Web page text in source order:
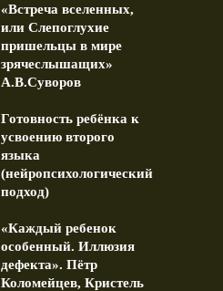
«Встреча вселенных,
или Слепоглухие
пришельцы в мире
зрячеслышащих»
А.В.Суворов
Готовность ребёнка к
усвоению второго
языка
(нейропсихологический
подход)
«Каждый ребенок
особенный. Иллюзия
дефекта». Пётр
Коломейцев, Кристель